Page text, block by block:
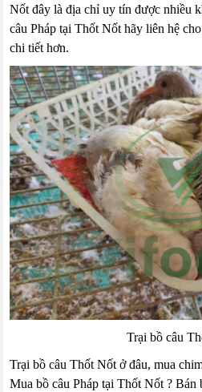
Nốt đây là địa chỉ uy tín được nhiều
câu Pháp tại Thốt Nốt hãy liên hệ
chi tiết hơn.
Trại bồ câu
Trại bồ câu Thốt Nốt ở đâu, mua
Mua bồ câu Pháp tại Thốt Nốt ? Bán